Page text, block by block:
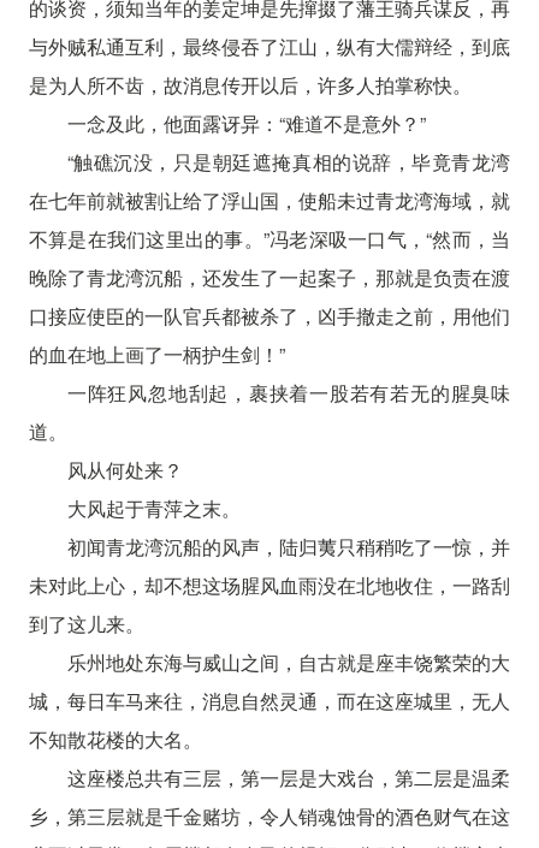
的谈资，须知当年的姜定坤是先撺掇了藩王骑兵谋反，再
与外贼私通互利，最终侵吞了江山，纵有大儒辩经，到底
是为人所不齿，故消息传开以后，许多人拍掌称快。
一念及此，他面露讶异：“难道不是意外？”
“触礁沉没，只是朝廷遮掩真相的说辞，毕竟青龙湾
在七年前就被割让给了浮山国，使船未过青龙湾海域，就
不算是在我们这里出的事。”冯老深吸一口气，“然而，当
晚除了青龙湾沉船，还发生了一起案子，那就是负责在渡
口接应使臣的一队官兵都被杀了，凶手撤走之前，用他们
的血在地上画了一柄护生剑！”
一阵狂风忽地刮起，裹挟着一股若有若无的腥臭味
道。
风从何处来？
大风起于青萍之末。
初闻青龙湾沉船的风声，陆归荑只稍稍吃了一惊，并
未对此上心，却不想这场腥风血雨没在北地收住，一路刮
到了这儿来。
乐州地处东海与威山之间，自古就是座丰饶繁荣的大
城，每日车马来往，消息自然灵通，而在这座城里，无人
不知散花楼的大名。
这座楼总共有三层，第一层是大戏台，第二层是温柔
乡，第三层就是千金赌坊，令人销魂蚀骨的酒色财气在这